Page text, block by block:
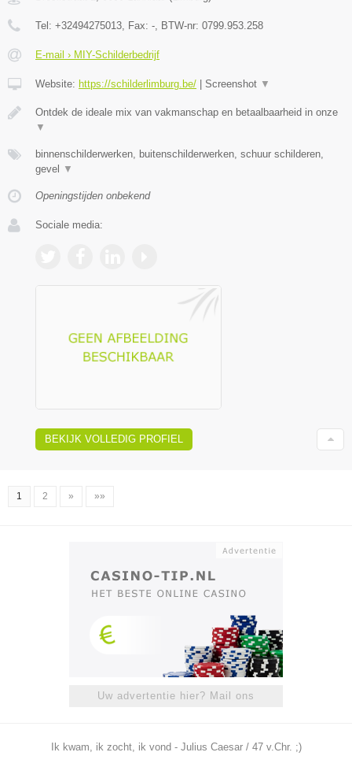
Tel: +32494275013 , Fax: - , BTW-nr: 0799.953.258
E-mail › MIY-Schilderbedrijf
Website: https://schilderlimburg.be/ Screenshot ▼
Ontdek de ideale mix van vakmanschap en betaalbaarheid in onze
▼
binnenschilderwerken, buitenschilderwerken, schuur schilderen,
gevel
▼
Openingstijden onbekend
Sociale media:
BEKIJK VOLLEDIG PROFIEL
1 2 » »»
Uw advertentie hier? Mail ons
Ik kwam, ik zocht, ik vond - Julius Caesar / 47 v.Chr. ;)